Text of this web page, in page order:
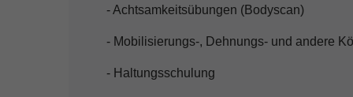
- Achtsamkeitsübungen (Bodyscan)
- Mobilisierungs-, Dehnungs- und andere
- Haltungsschulung